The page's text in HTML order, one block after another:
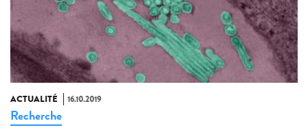
ACTUALITÉ 16.10.2019
Recherche